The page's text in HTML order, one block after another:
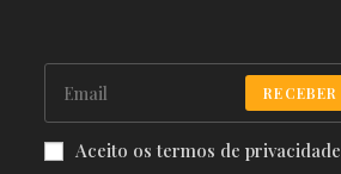
Aceito os termos de privacidade